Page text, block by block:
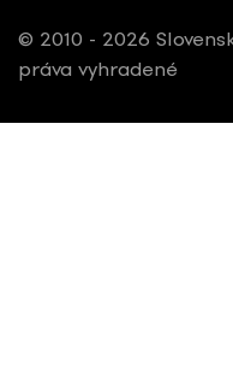
© 2010 - 2026
práva vyhradené